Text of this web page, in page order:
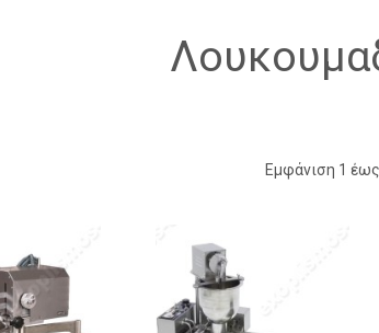
Εμφάνιση 1